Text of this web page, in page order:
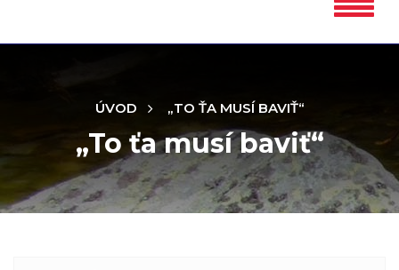
ÚVOD „TO ŤA MUSÍ BAVIŤ“
„To ťa musí baviť“